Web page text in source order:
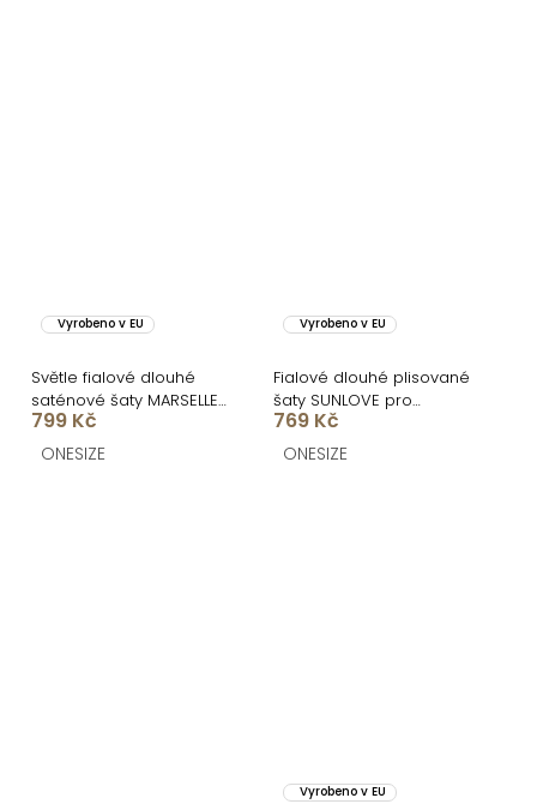
Vyrobeno v EU
Světle fialové dlouhé
saténové šaty MARSELLE
pro družičky
799 Kč
ONESIZE
Vyrobeno v EU
Fialové dlouhé plisované
šaty SUNLOVE pro
družičky
769 Kč
ONESIZE
Vyrobeno v EU